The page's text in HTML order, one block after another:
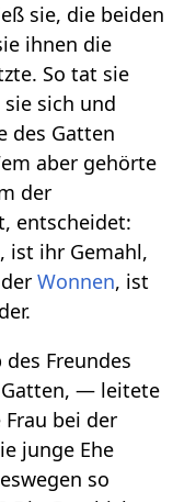
sie, die beiden
ihnen die
So tat sie
sich und
des Gatten
aber gehörte
der
entscheidet:
ist ihr Gemahl,
derWonnen, ist
Freundes
Gatten, — leitete
bei der
junge Ehe
so